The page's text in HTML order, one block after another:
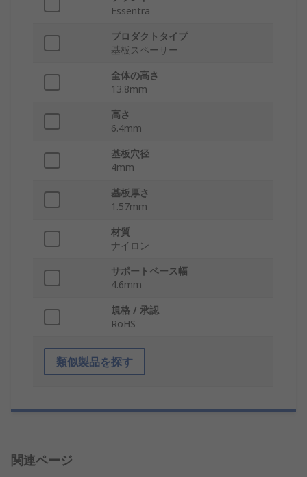
Essentra
プロダクトタイプ
基板スペーサー
全体の高さ
13.8mm
高さ
6.4mm
基板穴径
4mm
基板厚さ
1.57mm
材質
ナイロン
サポートベース幅
4.6mm
規格 / 承認
RoHS
類似製品を探す
関連ページ